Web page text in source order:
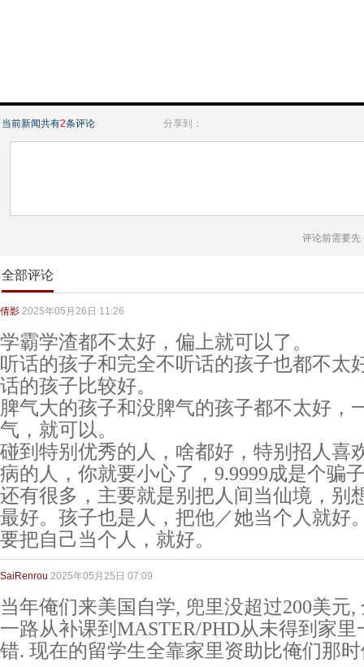
当前新闻共有2条评论 分享到：
评论前需要先
全部评论
倩影 2025年05月26日 11:26
学霸学渣都不太好，偏上就可以了。
听话的孩子和完全不听话的孩子也都不太
话的孩子比较好。
脾气大的孩子和没脾气的孩子都不太好，
气，就可以。
碰到特别优秀的人，啥都好，特别招人喜
病的人，你就要小心了，9.9999成是个骗
还有很多，主要就是别把人间当仙境，别
最好。孩子也是人，把他／她当个人就好
要把自己当个人，就好。
SaiRenrou 2025年05月25日 07:09
当年俺们来美国自学, 兜里没超过200美元
一路从补课到MASTER/PHD从未得到家
错. 现在的留学生全靠家里资助比俺们那